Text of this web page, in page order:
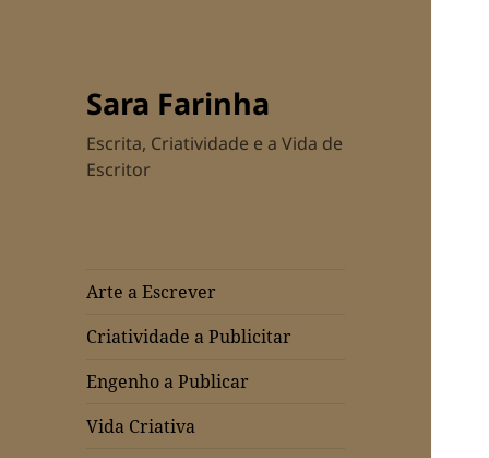
Sara Farinha
Escrita, Criatividade e a Vida de
Escritor
Arte a Escrever
Criatividade a Publicitar
Engenho a Publicar
Vida Criativa